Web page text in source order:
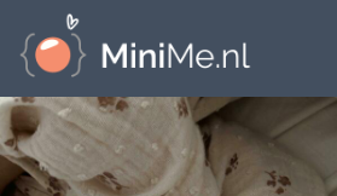
ZWANGER WORDEN
ZWANGER